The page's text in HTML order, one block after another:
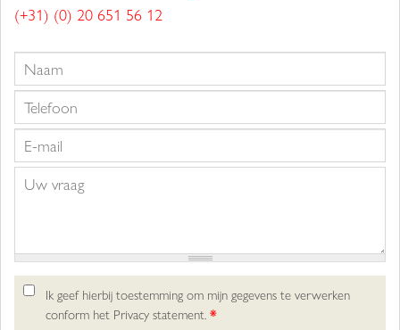
(+31) (0) 20 651 56 12
Ik geef hierbij toestemming om mijn gegevens te verwerken
conform het Privacy statement.*